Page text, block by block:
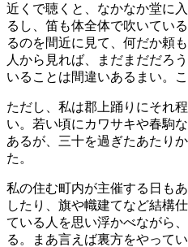
近くで聴くと、なかなか堂に
るし、笛も体全体で吹いてい
るのを間近に見て、何だか頼
人から見れば、まだまだだろ
いることは間違いあるまい。
ただし、私は郡上踊りにそれ
い。若い頃にカワサキや春駒
あるが、三十を過ぎたあたり
た。
私の住む町内が主催する日も
したり、旗や幟建てなど結構
ている人を思い浮かべながら
る。まあ言えば裏方をやってい